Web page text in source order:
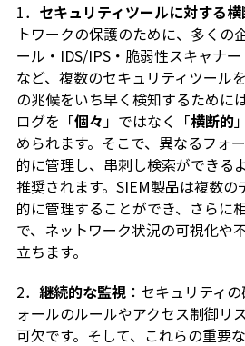
1． セキュリティツールに対する
トワークの保護のために、多くの
ール・IDS/IPS・脆弱性スキャナ
など、複数のセキュリティツール
の兆候をいち早く検知するために
ログを「個々」ではなく「横断的
められます。そこで、異なるフォ
的に管理し、串刺し検索ができる
推奨されます。SIEM製品は複数
的に管理することができ、さらに
で、ネットワーク状況の可視化や
立ちます。
2． 継続的な監視：セキュリティ
ォールのルールやアクセス制御リ
可欠です。そして、これらの重要